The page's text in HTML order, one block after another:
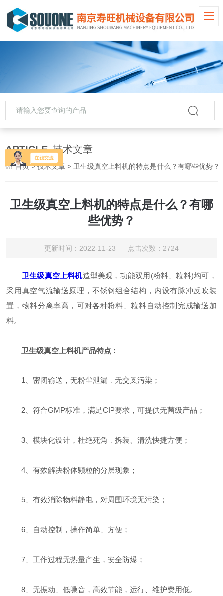
ARTICLE 技术文章
首页>技术文章 > 卫生级真空上料机的特点是什么？有哪些优势？
卫生级真空上料机的特点是什么？有哪
些优势？
更新时间：2022-11-23 点击次数：2724
卫生级真空上料机造型美观，功能双用(粉料、粒料)均可，
采用真空气流输送原理，不锈钢组合结构，内设有脉冲反吹装
置，物料分离率高，可对各种粉料、粒料自动控制完成输送加
料。
卫生级真空上料机产品特点：
1、密闭输送，无粉尘泄漏，无交叉污染；
2、符合GMP标准，满足CIP要求，可提供无菌级产品；
3、模块化设计，杜绝死角，拆装、清洗快捷方便；
4、有效解决粉体颗粒的分层现象；
5、有效消除物料静电，对周围环境无污染；
6、自动控制，操作简单、方便；
7、工作过程无热量产生，安全防爆；
8、无振动、低噪音，高效节能，运行、维护费用低。